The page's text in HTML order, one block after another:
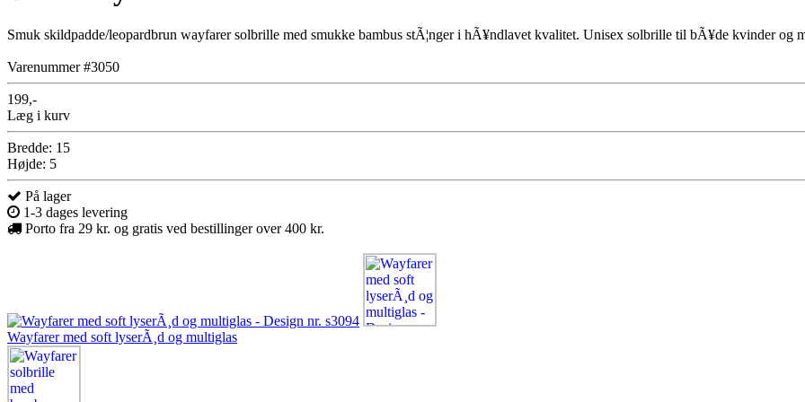
Smuk skildpadde/leopardbrun wayfarer solbrille med smukke bambus stÃ¦nger i hÃ¥ndlavet kvalitet. Unisex solbrille til bÃ¥de kvinder og
Varenummer #3050
199,-
Læg i kurv
Bredde: 15
Højde: 5
På lager
1-3 dages levering
Porto fra 29 kr. og gratis ved bestillinger over 400 kr.
Wayfarer med soft lyserÃ¸d og multiglas